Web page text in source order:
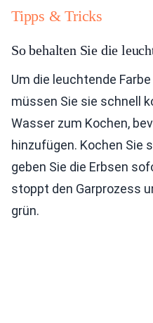
Tipps & Tricks
So behalten Sie die
Um die leuchtende
müssen Sie sie schnell
Wasser zum Kochen,
hinzufügen. Kochen Sie
geben Sie die Erbsen
stoppt den Garprozess
grün.